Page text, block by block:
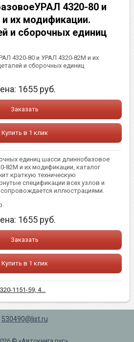
4320-80 и
их модификации.
и сборочных единиц
4320-80 и УРАЛ 4320-82М и их
и сборочных единиц
1655 руб.
Заказать
Купить в 1 клик
единиц шасси длиннобазовое
82М и их модификации, каталог
краткую техническую
спецификации всех узлов и
иллюстрациями.
1655 руб.
Заказать
Купить в 1 клик
1151-59, 4...
530490@list.ru